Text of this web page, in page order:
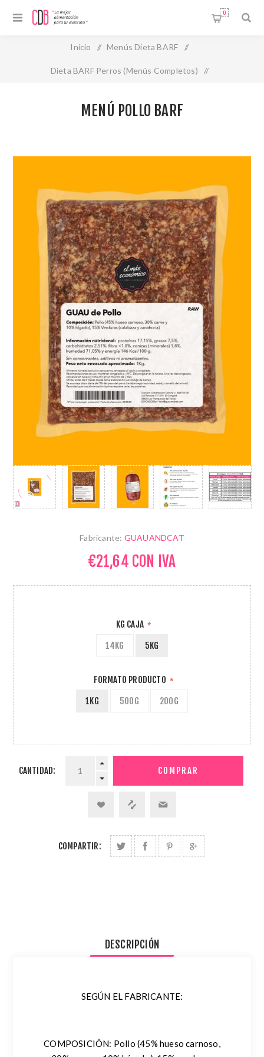
0
Inicio / Menús Dieta BARF /
Dieta BARF Perros (Menús Completos) /
MENÚ POLLO BARF
Fabricante: GUAUANDCAT
€21,64 CON IVA
KG CAJA *
14KG 5KG
FORMATO PRODUCTO *
1KG 500G 200G
CANTIDAD:
COMPARTIR:
DESCRIPCIÓN
SEGÚN EL FABRICANTE:
COMPOSICIÓN: Pollo (45% hueso carnoso,